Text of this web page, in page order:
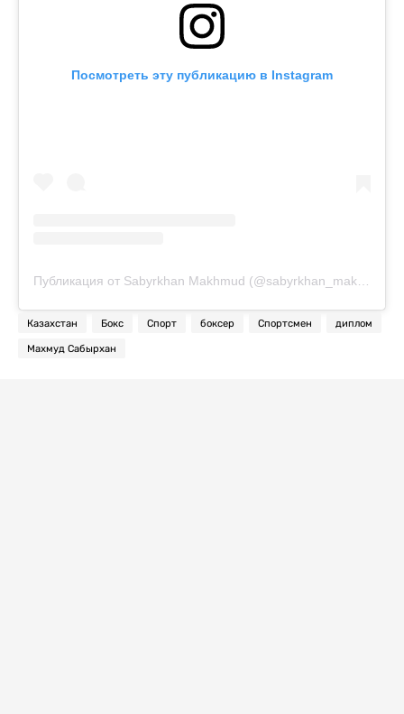
Посмотреть эту публикацию в Instagram
Казахстан Бокс Спорт боксер Спортсмен диплом
Махмуд Сабырхан